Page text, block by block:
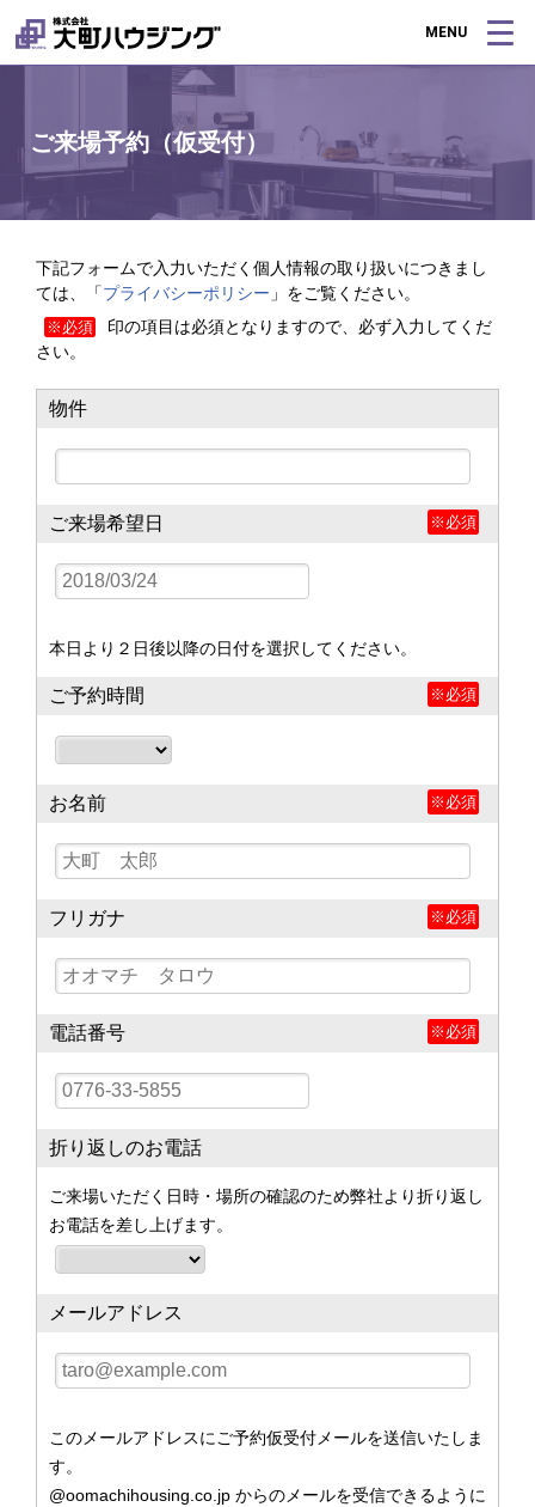
MENU
ご来場予約（仮受付）
下記フォームで入力いただく個人情報の取り扱いにつきまし
ては、「プライバシーポリシー 」をご覧ください。
※必須
印の項目は必須となりますので、必ず入力してくだ
さい。
物件
ご来場希望日 ※必須
本日より２日後以降の日付を選択してください。
ご予約時間 ※必須
お名前 ※必須
フリガナ ※必須
電話番号 ※必須
折り返しのお電話
ご来場いただく日時・場所の確認のため弊社より折り返し
お電話を差し上げます。
メールアドレス
このメールアドレスにご予約仮受付メールを送信いたしま
す。
@oomachihousing.co.jp からのメールを受信できるように